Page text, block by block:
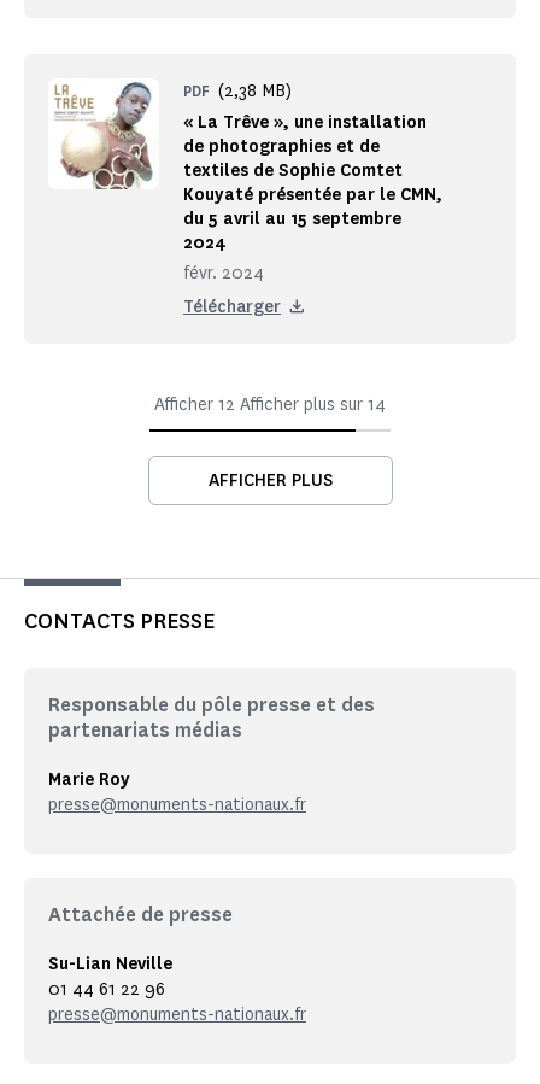
« La Trêve », une installation
de photographies et de
textiles de Sophie Comtet
Kouyaté présentée par le CMN,
du 5 avril au 15 septembre
2024
févr. 2024
PDF (2,38 MB)
Télécharger
Afficher 12 Afficher plus sur 14
AFFICHER PLUS
CONTACTS PRESSE
Responsable du pôle presse et des
partenariats médias
Marie Roy
presse@monuments-nationaux.fr
Attachée de presse
Su-Lian Neville
01 44 61 22 96
presse@monuments-nationaux.fr